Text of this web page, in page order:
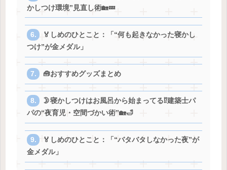
かしつけ環境”見直し術🏡💤
🏅しめのひとこと：「“何も起きなかった寝かし
つけ”が金メダル」
🧰おすすめグッズまとめ
🌛寝かしつけはお風呂から始まってる⁉️建築士パ
パの“夜育児・空間づかい術”🏡🛁
🏅しめのひとこと：「“バタバタしなかった夜”が
金メダル」